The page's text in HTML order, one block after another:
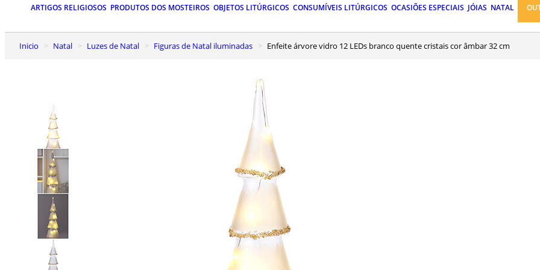
ARTIGOS RELIGIOSOS PRODUTOS DOS MOSTEIROS OBJETOS LITÚRGICOS CONSUMÍVEIS LITÚRGICOS OCASIÕES ESPECIAIS JÓIAS NATAL
Inicio Natal Luzes de Natal Figuras de Natal iluminadas Enfeite árvore vidro 12 LEDs branco quente cristais cor âmbar 32 cm